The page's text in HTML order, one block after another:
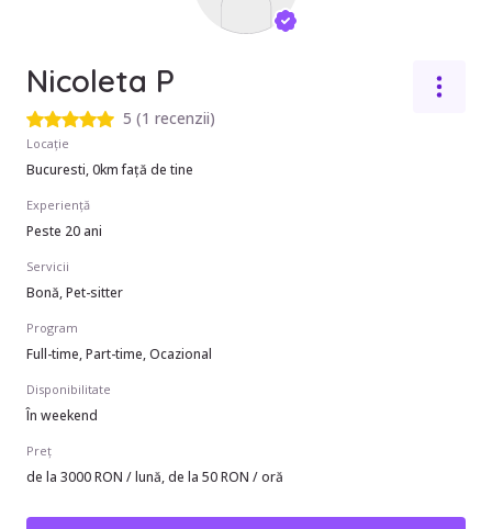
Nicoleta P
5 (1 recenzii)
Locație
Bucuresti, 0km față de tine
Experiență
Peste 20 ani
Servicii
Bonă, Pet-sitter
Program
Full-time, Part-time, Ocazional
Disponibilitate
În weekend
Preț
de la 3000 RON / lună, de la 50 RON / oră